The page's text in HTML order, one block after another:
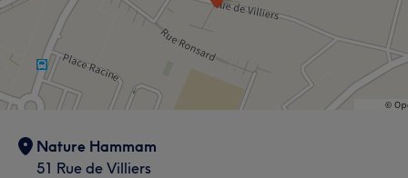
Nature Hammam
51 Rue de Villiers